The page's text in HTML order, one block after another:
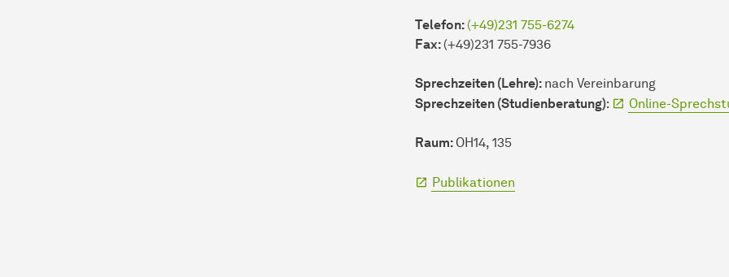
Telefon: (+49)231 755-6274
Fax: (+49)231 755-7936
Sprechzeiten (Lehre): nach Vereinbarung
Sprechzeiten (Studienberatung): Online-
Raum: OH14, 135
Publikationen